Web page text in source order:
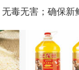
毒无害；确保新